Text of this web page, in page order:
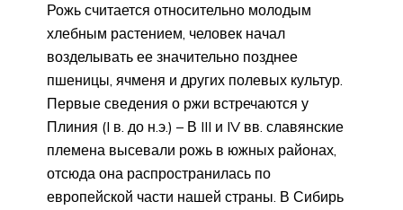
Рожь считается относительно молодым
хлебным растением, человек начал
возделывать ее значительно позднее
пшеницы, ячменя и других полевых культур.
Первые сведения о ржи встречаются у
Плиния (I в. до н.э.) – В III и IV вв. славянские
племена высевали рожь в южных районах,
отсюда она распространилась по
европейской части нашей страны. В Сибирь